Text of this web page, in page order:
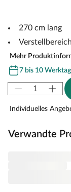
270 cm lang
Mehr
7 bis 10
Individuelles
Verwandte